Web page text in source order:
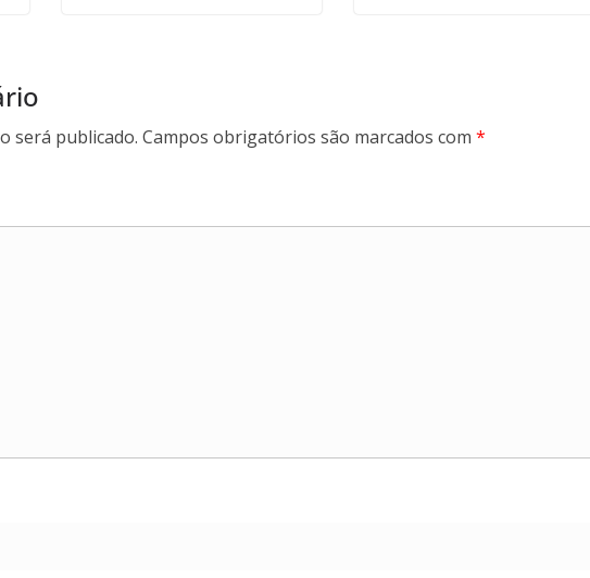
será publicado. Campos obrigatórios são marcados com *